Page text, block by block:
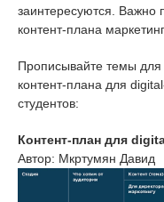
заинтересуются. Важно
контент-плана
Прописывайте темы
контент-плана для
студентов:
Контент-план для
Автор: Мкртумян Давид